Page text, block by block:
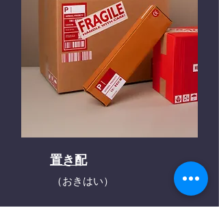
置き配
（おきはい）